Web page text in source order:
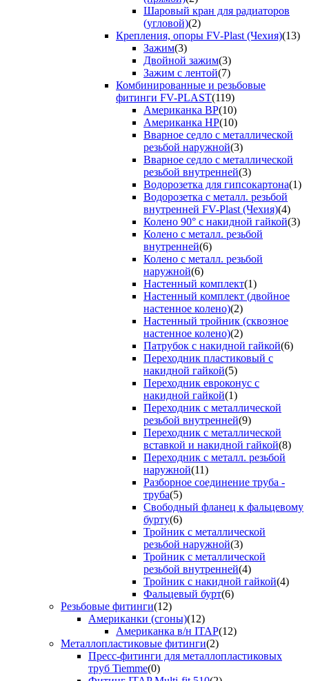
Шаровый кран для радиаторов
(угловой)(2)
Крепления, опоры FV-Plast (Чехия)(13)
Зажим(3)
Двойной зажим(3)
Зажим с лентой(7)
Комбинированные и резьбовые
фитинги FV-PLAST(119)
Американка ВР(10)
Американка НР(10)
Вварное седло с металлической
резьбой наружной(3)
Вварное седло с металлической
резьбой внутренней(3)
Водорозетка для гипсокартона(1)
Водорозетка с металл. резьбой
внутренней FV-Plast (Чехия)(4)
Колено 90° с накидной гайкой(3)
Колено с металл. резьбой
внутренней(6)
Колено с металл. резьбой
наружной(6)
Настенный комплект(1)
Настенный комплект (двойное
настенное колено)(2)
Настенный тройник (сквозное
настенное колено)(2)
Патрубок с накидной гайкой(6)
Переходник пластиковый с
накидной гайкой(5)
Переходник евроконус с
накидной гайкой(1)
Переходник с металлической
резьбой внутренней(9)
Переходник с металлической
вставкой и накидной гайкой(8)
Переходник с металл. резьбой
наружной(11)
Разборное соединение труба -
труба(5)
Свободный фланец к фальцевому
бурту(6)
Тройник с металлической
резьбой наружной(3)
Тройник с металлической
резьбой внутренней(4)
Тройник с накидной гайкой(4)
Фальцевый бурт(6)
Резьбовые фитинги(12)
Американки (сгоны)(12)
Американка в/н ITAP(12)
Металлопластиковые фитинги(2)
Пресс-фитинги для металлопластиковых
труб Tiemme(0)